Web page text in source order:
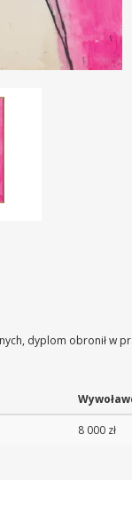
dyplom obronił w
8 000 zł